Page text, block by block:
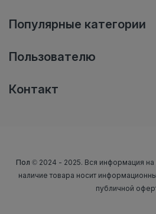
Популярные категории
Пользователю
Контакт
Пол © 2024 - 2025. Вся информация на
наличие товара носит
публичной